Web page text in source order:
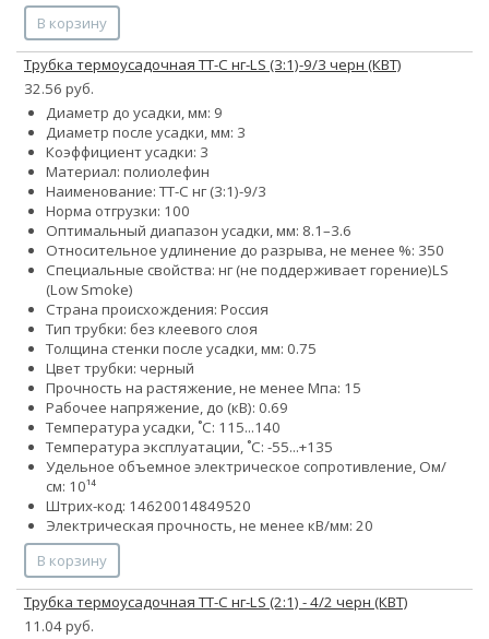
В корзину
Трубка термоусадочная ТТ-С нг-LS (3:1)-9/3 черн (КВТ)
32.56 руб.
Диаметр до усадки, мм: 9
Диаметр после усадки, мм: 3
Коэффициент усадки: 3
Материал: полиолефин
Наименование: ТТ-С нг (3:1)-9/3
Норма отгрузки: 100
Оптимальный диапазон усадки, мм: 8.1–3.6
Относительное удлинение до разрыва, не менее %: 350
Специальные свойства: нг (не поддерживает горение)LS
(Low Smoke)
Страна происхождения: Россия
Тип трубки: без клеевого слоя
Толщина стенки после усадки, мм: 0.75
Цвет трубки: черный
Прочность на растяжение, не менее Мпа: 15
Рабочее напряжение, до (кВ): 0.69
Температура усадки, ˚С: 115...140
Температура эксплуатации, ˚С: -55...+135
Удельное объемное электрическое сопротивление, Ом/
см: 10¹⁴
Штрих-код: 14620014849520
Электрическая прочность, не менее кВ/мм: 20
В корзину
Трубка термоусадочная ТТ-С нг-LS (2:1) - 4/2 черн (КВТ)
11.04 руб.